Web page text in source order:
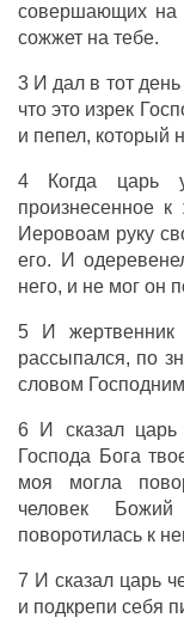
совершающихна
сожжетна тебе.
3 И дал в тот день
что это изрек
и пепел, который
4 Когда царь
произнесенноек
Иеровоам руку
его. И
него, и не могон
5 И жертвенник
рассыпался, по
словом Господним
6 И сказал царь
Господа Бога
моя могла
человек
Божий
поворотиласьк
7 Исказал царь
и подкрепи себя